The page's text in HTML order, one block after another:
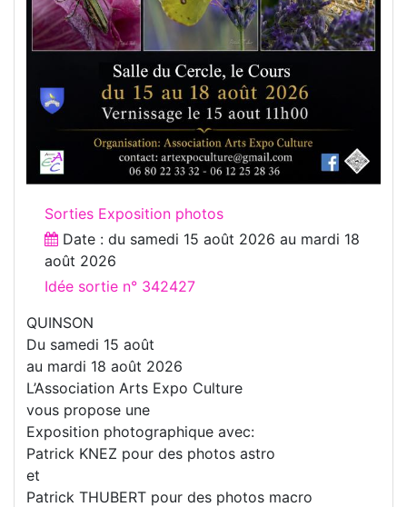
Sorties Exposition photos
Date : du samedi 15 août 2026 au mardi 18
août 2026
Idée sortie n° 342427
QUINSON
Du samedi 15 août
au mardi 18 août 2026
L’Association Arts Expo Culture
vous propose une
Exposition photographique avec:
Patrick KNEZ pour des photos astro
et
Patrick THUBERT pour des photos macro